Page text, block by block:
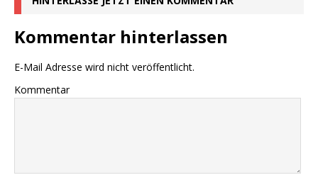
Kommentar hinterlassen
E-Mail Adresse wird nicht veröffentlicht.
Kommentar